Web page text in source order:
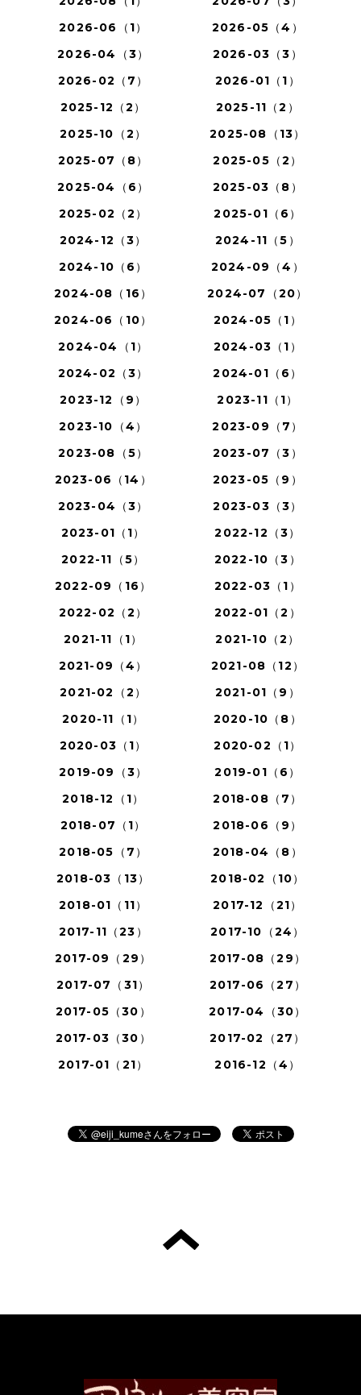
2026-06（1）
2026-05（4）
2026-04（3）
2026-03（3）
2026-02（7）
2026-01（1）
2025-12（2）
2025-11（2）
2025-10（2）
2025-08（13）
2025-07（8）
2025-05（2）
2025-04（6）
2025-03（8）
2025-02（2）
2025-01（6）
2024-12（3）
2024-11（5）
2024-10（6）
2024-09（4）
2024-08（16）
2024-07（20）
2024-06（10）
2024-05（1）
2024-04（1）
2024-03（1）
2024-02（3）
2024-01（6）
2023-12（9）
2023-11（1）
2023-10（4）
2023-09（7）
2023-08（5）
2023-07（3）
2023-06（14）
2023-05（9）
2023-04（3）
2023-03（3）
2023-01（1）
2022-12（3）
2022-11（5）
2022-10（3）
2022-09（16）
2022-03（1）
2022-02（2）
2022-01（2）
2021-11（1）
2021-10（2）
2021-09（4）
2021-08（12）
2021-02（2）
2021-01（9）
2020-11（1）
2020-10（8）
2020-03（1）
2020-02（1）
2019-09（3）
2019-01（6）
2018-12（1）
2018-08（7）
2018-07（1）
2018-06（9）
2018-05（7）
2018-04（8）
2018-03（13）
2018-02（10）
2018-01（11）
2017-12（21）
2017-11（23）
2017-10（24）
2017-09（29）
2017-08（29）
2017-07（31）
2017-06（27）
2017-05（30）
2017-04（30）
2017-03（30）
2017-02（27）
2017-01（21）
2016-12（4）